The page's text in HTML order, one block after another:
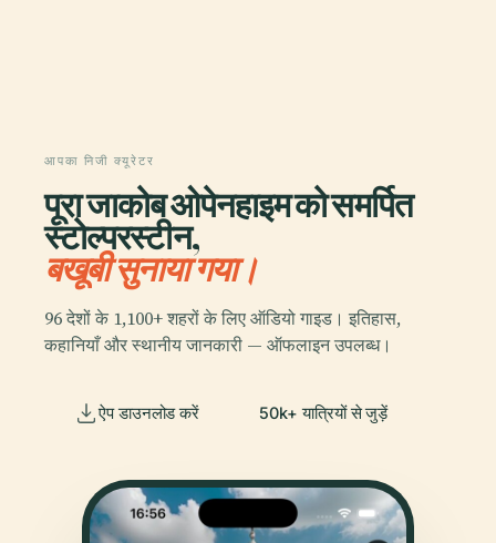
आपका निजी क्यूरेटर
पूरा जाकोब ओपेनहाइम को समर्पित
स्टोल्परस्टीन,
बखूबी सुनाया गया।
96 देशों के 1,100+ शहरों के लिए ऑडियो गाइड। इतिहास,
कहानियाँ और स्थानीय जानकारी — ऑफलाइन उपलब्ध।
ऐप डाउनलोड करें 50k+ यात्रियों से जुड़ें